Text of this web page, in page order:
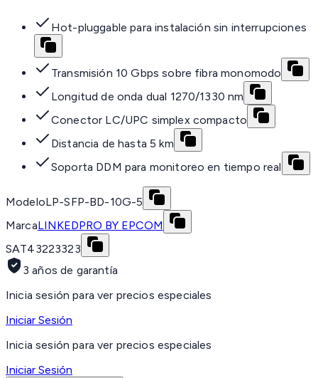
Hot-pluggable para instalación sin interrupciones
Transmisión 10 Gbps sobre fibra monomodo
Longitud de onda dual 1270/1330 nm
Conector LC/UPC simplex compacto
Distancia de hasta 5 km
Soporta DDM para monitoreo en tiempo real
ModeloLP-SFP-BD-10G-5
MarcaLINKEDPRO BY EPCOM
SAT43223323
3 años de garantía
Inicia sesión para ver precios especiales
Iniciar Sesión
Inicia sesión para ver precios especiales
Iniciar Sesión